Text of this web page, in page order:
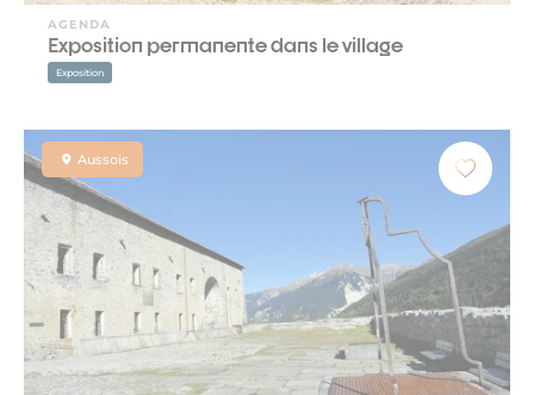
AGENDA
Exposition permanente dans le village
Exposition
Aussois